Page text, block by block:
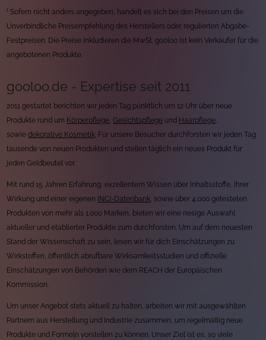
¹ Sofern nicht anders angegeben, handelt es sich bei den Preisen um die
Unverbindliche Preisempfehlung des Herstellers oder regulierten Abgabe-
Festpreisen. Die Preise inkludieren die MwSt. gooloo ist kein Verkäufer für die
angebotenen Produkte.
gooloo.de - Expertise seit 2011
2011 gestartet berichten wir jeden Tag pünktlich um 12 Uhr über neue
Produkte rund um Körperpflege,Gesichtspflege und Haarpflege,
sowiedekorative Kosmetik. Für unsere Besucher durchforsten wir jeden Tag
tausende von neuen Produkten und stellen täglich ein neues Produkt für
jeden Geldbeutel vor.
Mit rund 15 Jahren Erfahrung, exzellentem Wissen über Inhaltsstoffe, ihrer
Wirkung und einer eigenen
INCI-Datenbank, sowie über 4.000 getesteten
Produkten von mehr als 1.000 Marken, bieten wir eine riesige Auswahl
aktueller und etablierter Produkte zum durchforsten. Um auf dem neuesten
Stand der Wissenschaft zu sein, lesen wir für dich Einschätzungen zu
Wirkstoffen, öffentlich abrufbare Wirksamkeitsstudien und offizielle
Einschätzungen von Behörden wie dem REACH der Europäischen
Kommission.
Um unser Angebot stets aktuell zu halten, arbeiten wir mit ausgewählten
Partnern aus Herstellung und Industrie zusammen, um regelmäßig neue
Produkte und Formeln vorstellen zu können. Unser Ziel ist es, so viele